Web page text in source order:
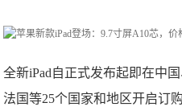
全新iPad自正式发布起即在中
法国等25个国家和地区开启订